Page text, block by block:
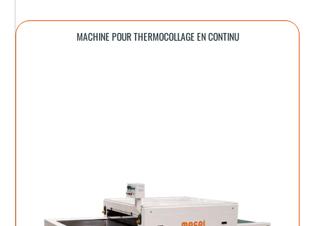
MACHINE POUR THERMOCOLLAGE EN CONTINU